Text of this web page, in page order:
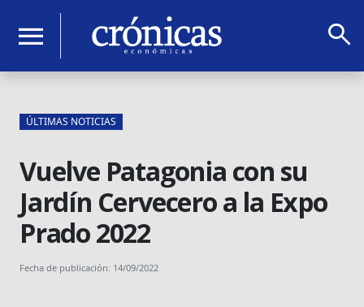
menu search
ÚLTIMAS NOTICIAS
Vuelve Patagonia con su
Jardín Cervecero a la Expo
Prado 2022
Fecha de publicación: 14/09/2022